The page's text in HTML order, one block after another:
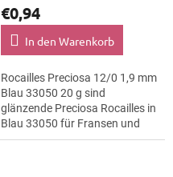
€0,94
In den Warenkorb
Rocailles Preciosa 12/0 1,9 mm
Blau 33050 20 g sind
glänzende Preciosa Rocailles in
Blau 33050 für Fransen und
Quasten. Die Größe 12/0 mit